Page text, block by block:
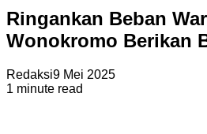
Ringankan Beban
Wonokromo Berikan
Redaksi9 Mei 2025
1 minute read